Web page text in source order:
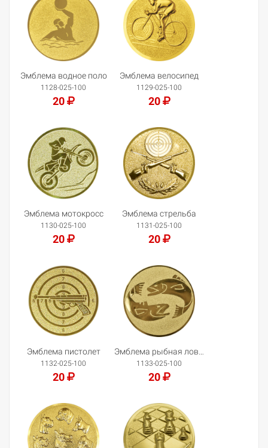
Эмблема водное поло
1128-025-100
20
Добавить в корзину
Эмблема велосипед
1129-025-100
20
Добавить в корзину
Эмблема мотокросс
1130-025-100
20
Добавить в корзину
Эмблема стрельба
1131-025-100
20
Добавить в корзину
Эмблема пистолет
1132-025-100
20
Добавить в корзину
1133-025-100
20
Добавить в корзину